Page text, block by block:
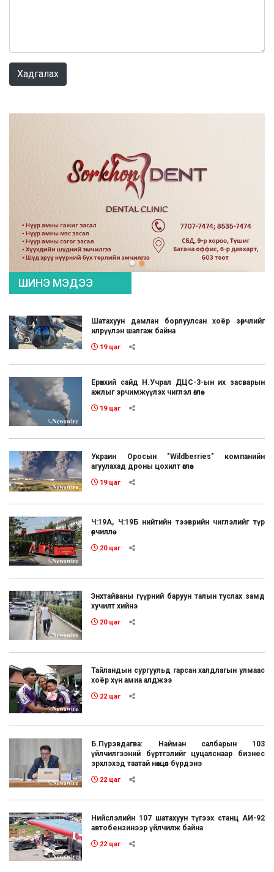
Хадгалах
ШИНЭ МЭДЭЭ
Шатахуун дамлан борлуулсан хоёр зөрчлийг
илрүүлэн шалгаж байна
19 цаг
Ерөнхий сайд Н.Учрал ДЦС-3-ын их засварын
ажлыг эрчимжүүлэх чиглэл өглөө
19 цаг
Украин Оросын "Wildberries" компанийн
агуулахад дроны цохилт өглөө
19 цаг
Ч:19А, Ч:19Б нийтийн тээврийн чиглэлийг түр
өөрчиллөө
20 цаг
Энхтайваны гүүрний баруун талын туслах замд
хучилт хийнэ
20 цаг
Тайландын сургуульд гарсан халдлагын улмаас
хоёр хүн амиа алджээ
22 цаг
Б.Пүрэвдагва: Найман салбарын 103
үйлчилгээний бүртгэлийг цуцалснаар бизнес
эрхлэхэд таатай нөхцөл бүрдэнэ
22 цаг
Нийслэлийн 107 шатахуун түгээх станц АИ-92
автобензинээр үйлчилж байна
22 цаг